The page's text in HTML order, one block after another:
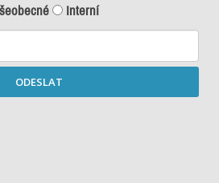
Interní
ODESLAT